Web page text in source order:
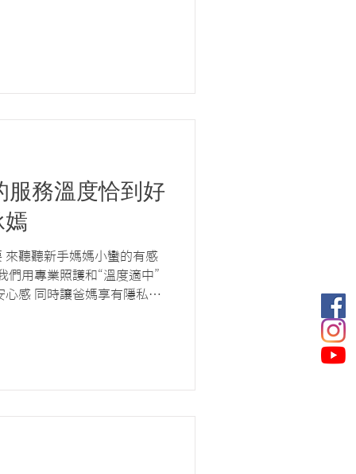
服務溫度恰到好
嫣
來聽聽新手媽媽小蠻的有感
們用專業照護和“溫度適中”
感 同時讓爸媽享有隱私靜